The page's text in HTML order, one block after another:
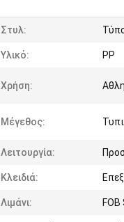
Στυλ:
Υλικό: PP
Χρήση:
Μέγεθος:
Λειτουργία:
Κλειδιά:
Λιμάνι: